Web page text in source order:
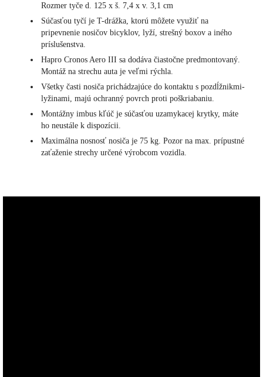
Rozmer tyče d. 125 x š. 7,4 x v. 3,1 cm
Súčasťou tyčí je T-drážka, ktorú môžete využiť na
pripevnenie nosičov bicyklov, lyží, strešný boxov a iného
príslušenstva.
Hapro Cronos Aero III sa dodáva čiastočne predmontovaný.
Montáž na strechu auta je veľmi rýchla.
Všetky časti nosiča prichádzajúce do kontaktu s pozdĺžnikmi-
lyžinami, majú ochranný povrch proti poškriabaniu.
Montážny imbus kľúč je súčasťou uzamykacej krytky, máte
ho neustále k dispozícii.
Maximálna nosnosť nosiča je 75 kg. Pozor na max. prípustné
zaťaženie strechy určené výrobcom vozidla.